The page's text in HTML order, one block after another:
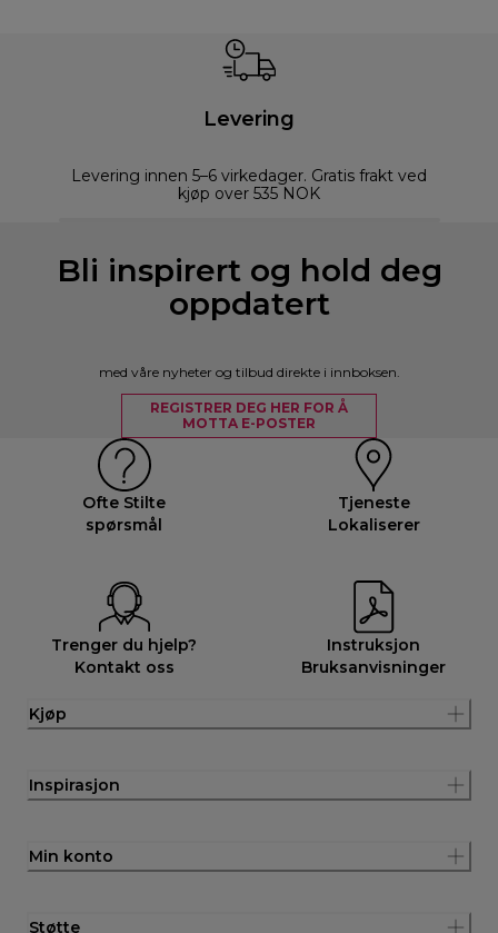
Levering
Levering innen 5–6 virkedager. Gratis frakt ved
kjøp over 535 NOK
Bli inspirert og hold deg
oppdatert
med våre nyheter og tilbud direkte i innboksen.
REGISTRER DEG HER FOR Å
MOTTA E-POSTER
Ofte Stilte
spørsmål
Tjeneste
Lokaliserer
Trenger du hjelp?
Kontakt oss
Instruksjon
Bruksanvisninger
Kjøp
Inspirasjon
Min konto
Støtte